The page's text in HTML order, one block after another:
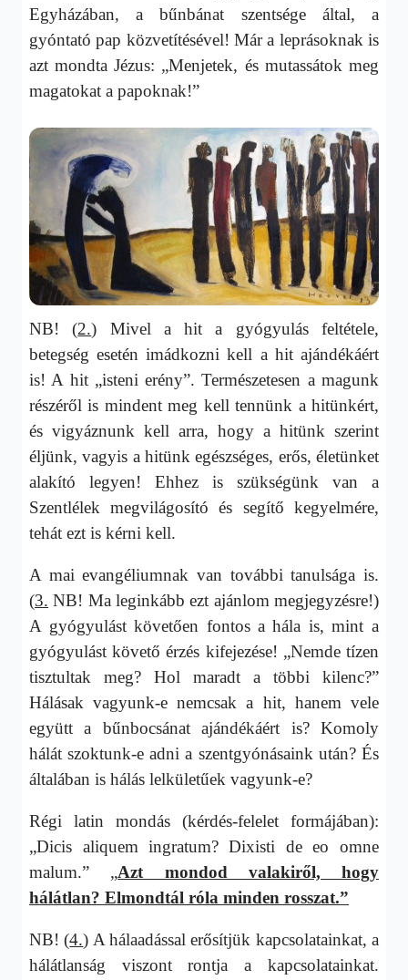
Egyházában, a bűnbánat szentsége által, a
gyóntató pap közvetítésével! Már a leprásoknak is
azt mondta Jézus: „Menjetek, és mutassátok meg
magatokat a papoknak!”
NB! (2.) Mivel a hit a gyógyulás feltétele,
betegség esetén imádkozni kell a hit ajándékáért
is! A hit „isteni erény”. Természetesen a magunk
részéről is mindent meg kell tennünk a hitünkért,
és vigyáznunk kell arra, hogy a hitünk szerint
éljünk, vagyis a hitünk egészséges, erős, életünket
alakító legyen! Ehhez is szükségünk van a
Szentlélek megvilágosító és segítő kegyelmére,
tehát ezt is kérni kell.
A mai evangéliumnak van további tanulsága is.
(3. NB! Ma leginkább ezt ajánlom megjegyzésre!)
A gyógyulást követően fontos a hála is, mint a
gyógyulást követő érzés kifejezése! „Nemde tízen
tisztultak meg? Hol maradt a többi kilenc?”
Hálásak vagyunk-e nemcsak a hit, hanem vele
együtt a bűnbocsánat ajándékáért is? Komoly
hálát szoktunk-e adni a szentgyónásaink után? És
általában is hálás lelkületűek vagyunk-e?
Régi latin mondás (kérdés-felelet formájában):
„Dicis aliquem ingratum? Dixisti de eo omne
malum.” „Azt mondod valakiről, hogy
hálátlan? Elmondtál róla minden rosszat.”
NB! (4.) A hálaadással erősítjük kapcsolatainkat, a
hálátlanság viszont rontja a kapcsolatainkat.